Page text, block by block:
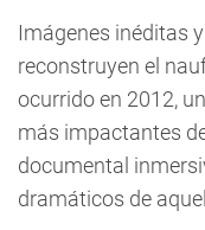
Imágenes inéditas
reconstruyen el
ocurrido en 2012,
más impactantes
documental
dramáticos de